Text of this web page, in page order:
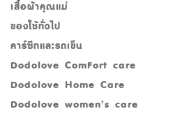
เสื้อผ้าคุณแม่
ของใช้ทั่วไป
คาร์ซีทและรถเข็น
Dodolove ComFort care
Dodolove Home Care
Dodolove women’s care